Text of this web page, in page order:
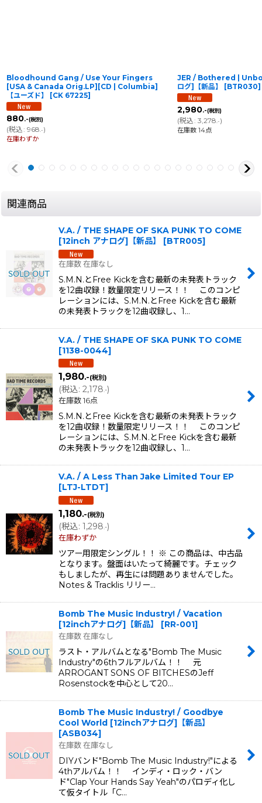
Bloodhound Gang / Use Your Fingers
[USA & Canada Orig.LP][CD | Columbia]
【ユーズド】
[CK 67225]
880.-(税別)
(税込: 968 .-)
在庫わずか
JER / Bothered |
ログ]【新品】
[BTR030]
2,980.-(税別)
(税込: 3,278 .-)
在庫数 14点
関連商品
V.A. / THE SHAPE OF SKA PUNK TO COME
[12inch アナログ]【新品】
[BTR005]
在庫数 在庫なし
S.M.N.とFree Kickを含む最新の未発表トラック
を12曲収録！数量限定リリース！！ このコンピ
レーションには、S.M.N.とFree Kickを含む最新
の未発表トラックを12曲収録し、1…
V.A. / THE SHAPE OF SKA PUNK TO COME
[1138-0044]
1,980.-(税別)
(税込: 2,178.-)
在庫数 16点
S.M.N.とFree Kickを含む最新の未発表トラック
を12曲収録！数量限定リリース！！ このコンピ
レーションには、S.M.N.とFree Kickを含む最新
の未発表トラックを12曲収録し、1…
V.A. ‎/ A Less Than Jake Limited Tour EP
[LTJ-LTDT]
1,180.-(税別)
(税込: 1,298.-)
在庫わずか
ツアー用限定シングル！！ ※ この商品は、中古品
となります。盤面はいたって綺麗です。チェック
もしましたが、再生には問題ありませんでした。
Notes & Tracklis リリー…
Bomb The Music Industry! / Vacation
[12inchアナログ]【新品】
[RR-001]
在庫数 在庫なし
ラスト・アルバムとなる"Bomb The Music
Industry"の6thフルアルバム！！ 元
ARROGANT SONS OF BITCHESのJeff
Rosenstockを中心として20…
Bomb The Music Industry! / Goodbye
Cool World [12inchアナログ]【新品】
[ASB034]
在庫数 在庫なし
DIYバンド"Bomb The Music Industry!"による
4thアルバム！！ インディ・ロック・バン
ド"Clap Your Hands Say Yeah"のパロディ化し
て仮タイトル「C…